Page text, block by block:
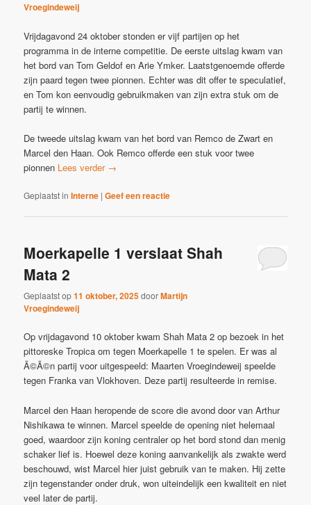
Vroegindeweij
Vrijdagavond 24 oktober stonden er vijf partijen op het
programma in de interne competitie. De eerste uitslag kwam van
het bord van Tom Geldof en Arie Ymker. Laatstgenoemde offerde
zijn paard tegen twee pionnen. Echter was dit offer te speculatief,
en Tom kon eenvoudig gebruikmaken van zijn extra stuk om de
partij te winnen.
De tweede uitslag kwam van het bord van Remco de Zwart en
Marcel den Haan. Ook Remco offerde een stuk voor twee
pionnen Lees verder →
Geplaatst in Interne |Geef een reactie
Moerkapelle 1 verslaat Shah
Mata 2
Geplaatst op11 oktober, 2025doorMartijn
Vroegindeweij
Op vrijdagavond 10 oktober kwam Shah Mata 2 op bezoek in het
pittoreske Tropica om tegen Moerkapelle 1 te spelen. Er was al
Ã©Ã©n partij voor uitgespeeld: Maarten Vroegindeweij speelde
tegen Franka van Vlokhoven. Deze partij resulteerde in remise.
Marcel den Haan heropende de score die avond door van Arthur
Nishikawa te winnen. Marcel speelde de opening niet helemaal
goed, waardoor zijn koning centraler op het bord stond dan menig
schaker lief is. Hoewel deze koning aanvankelijk als zwakte werd
beschouwd, wist Marcel hier juist gebruik van te maken. Hij zette
zijn tegenstander onder druk, won uiteindelijk een kwaliteit en niet
veel later de partij.